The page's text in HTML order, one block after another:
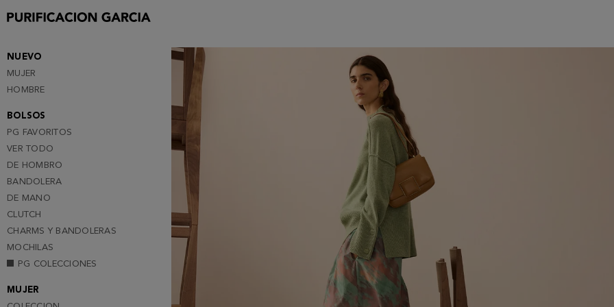
Purificacion
NUEVO
MUJER
HOMBRE
BOLSOS
PG FAVORITOS
VER TODO
DE HOMBRO
BANDOLERA
DE MANO
CLUTCH
CHARMS Y BANDOLERAS
MOCHILAS
PG COLECCIONES
MUJER